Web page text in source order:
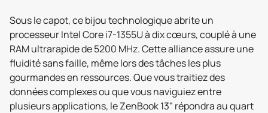
Sous le capot, ce bijou technologique abrite un
processeur Intel Core i7-1355U à dix cœurs, couplé à une
RAM ultrarapide de 5200 MHz. Cette alliance assure une
fluidité sans faille, même lors des tâches les plus
gourmandes en ressources. Que vous traitiez des
données complexes ou que vous naviguiez entre
plusieurs applications, le ZenBook 13" répondra au quart